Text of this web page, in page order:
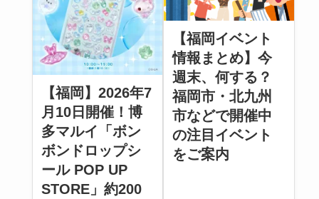
【福岡】2026年7
月10日開催！博
多マルイ「ボン
ボンドロップシ
ール POP UP
STORE」約200
【福岡イベント
情報まとめ】今
週末、何する？
福岡市・北九州
市などで開催中
の注目イベント
をご案内